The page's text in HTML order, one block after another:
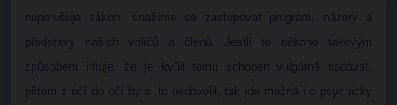
neporušuje zákon, snažíme se zastupovat program, názory a
představy našich voličů a členů. Jestli to někoho takovým
způsobem irituje, že je kvůli tomu schopen vulgárně nadávat,
přitom z očí do očí by si to nedovolil, tak jde možná i o psychicky